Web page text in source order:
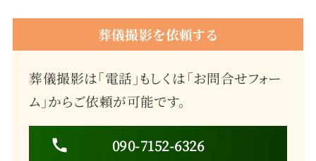
葬儀撮影を依頼する
葬儀撮影は「電話」もしくは「お問合せフォー
ム」からご依頼が可能です。
090-7152-6326